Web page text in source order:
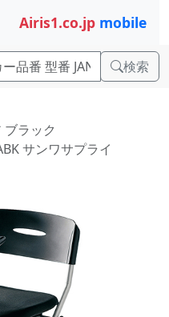
Airis1.co.jp mobile
検索
ラック
サンワサプライ